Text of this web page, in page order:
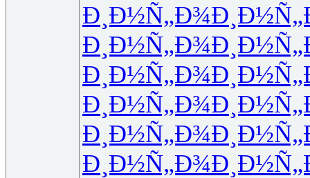
Ð¸Ð½Ñ„Ð¾
Ð¸Ð½Ñ„Ð¾
Ð¸Ð½Ñ„Ð¾
Ð¸Ð½Ñ„Ð¾
Ð¸Ð½Ñ„Ð¾
Ð¸Ð½Ñ„Ð¾